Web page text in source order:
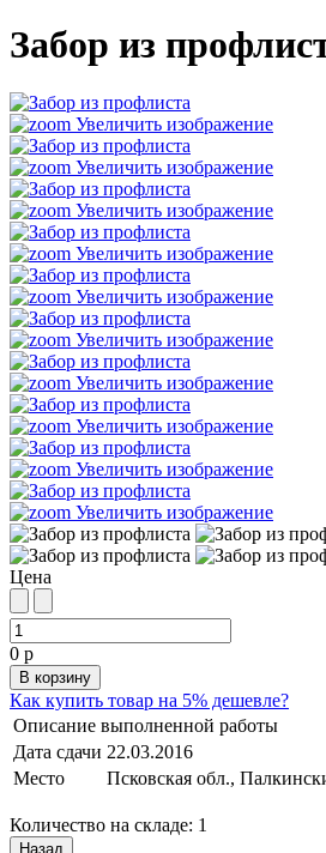
Забор из
Увеличить изображение
Увеличить изображение
Увеличить изображение
Увеличить изображение
Увеличить изображение
Увеличить изображение
Увеличить изображение
Увеличить изображение
Увеличить изображение
Увеличить изображение
Цена
0 р
Как купить товар на 5% дешевле?
Описание выполненной работы
Дата сдачи 22.03.2016
Место
Псковская обл.,
Количество на складе: 1